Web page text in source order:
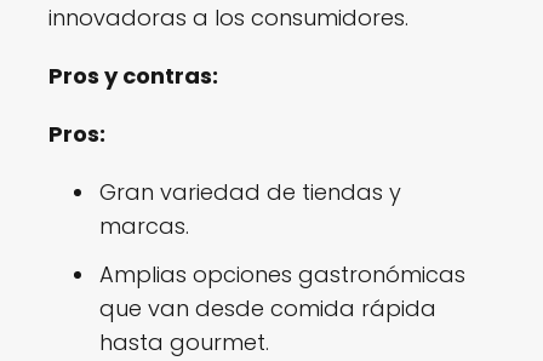
innovadoras a los consumidores.
Pros y contras:
Pros:
Gran variedad de tiendas y
marcas.
Amplias opciones gastronómicas
que van desde comida rápida
hasta gourmet.